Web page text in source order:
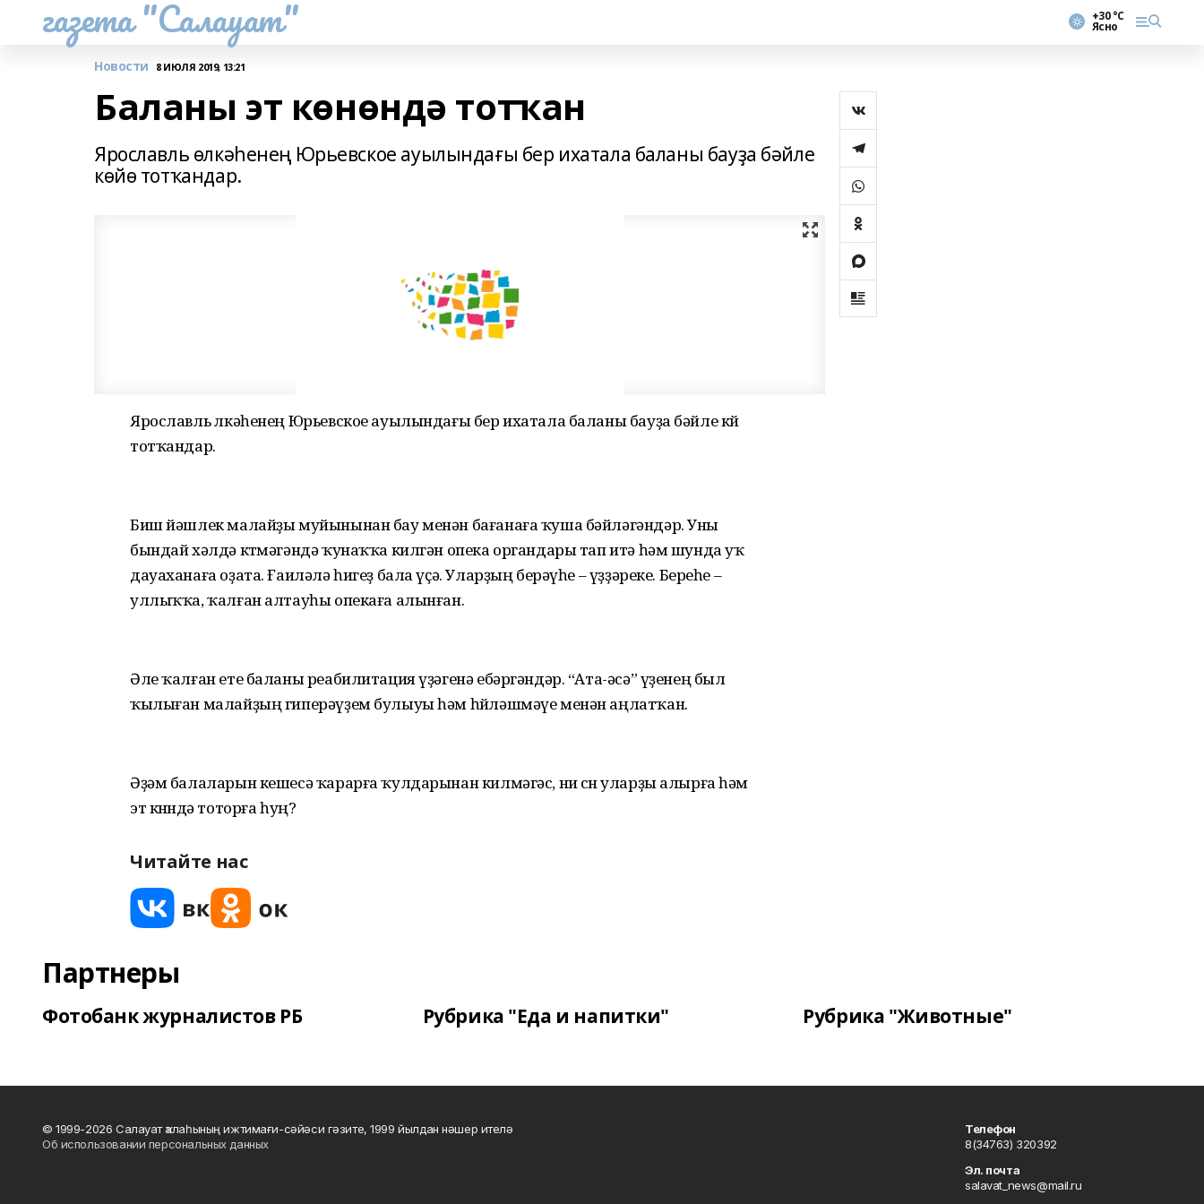
газета "Салауат" +30 °С
Ясно
Новости 8 ИЮЛЯ 2019, 13:21
Баланы эт көнөндә тотҡан
Ярославль өлкәһенең Юрьевское ауылындағы бер ихатала баланы бауҙа бәйле
көйө тотҡандар.
Ярославль өлкәһенең Юрьевское ауылындағы бер ихатала баланы бауҙа бәйле көйө
тотҡандар.
Биш йәшлек малайҙы муйынынан бау менән бағанаға ҡуша бәйләгәндәр. Уны
бындай хәлдә көтмәгәндә ҡунаҡҡа килгән опека органдары тап итә һәм шунда уҡ
дауаханаға оҙата. Ғаиләлә һигеҙ бала үҫә. Уларҙың берәүһе – үҙҙәреке. Береһе –
уллыҡҡа, ҡалған алтауһы опекаға алынған.
Әле ҡалған ете баланы реабилитация үҙәгенә ебәргәндәр. “Ата-әсә” үҙенең был
ҡылыған малайҙың гиперәүҙем булыуы һәм һөйләшмәүе менән аңлатҡан.
Әҙәм балаларын кешесә ҡарарға ҡулдарынан килмәгәс, ни өсөн уларҙы алырға һәм
эт көнөндә тоторға һуң?
Читайте нас
Партнеры
Фотобанк журналистов РБ Рубрика "Еда и напитки" Рубрика "Животные"
© 1999-2026 Салауат ҡалаһының ижтимағи-сәйәси гәзите, 1999 йылдан нәшер ителә
Об использовании персональных данных
Телефон
8(34763) 320392
Эл. почта
salavat_news@mail.ru